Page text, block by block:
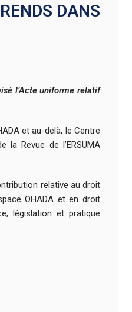
DANS
l’Acte uniforme relatif
et au-delà, le Centre
la Revue de l’ERSUMA
relative au droit
OHADA et en droit
législation et pratique